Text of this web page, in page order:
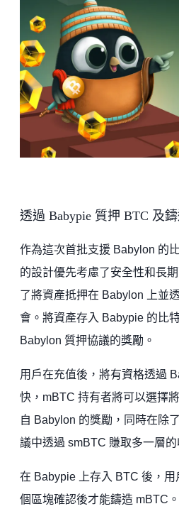
透過 Babypie 質押 BTC 及
作為這次首批支援 Babylon 的
的設計優先考慮了安全性和長
了將資產抵押在 Babylon 上並
會。將資產存入 Babypie 的比
Babylon 質押協議的獎勵。
用戶在充值後，將有資格透過
快，mBTC 持有者將可以選擇
自 Babylon 的獎勵，同時在除
議中透過 smBTC 賺取多一層的
在 Babypie 上存入 BTC 後，
個區塊確認後才能鑄造 mBTC。